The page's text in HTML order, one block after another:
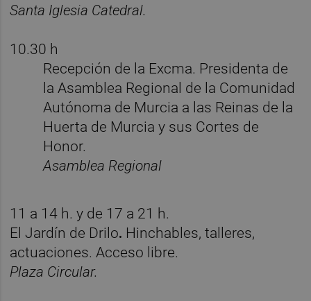
Santa Iglesia Catedral.
10.30 h
Recepción de la Excma. Presidenta de
la Asamblea Regional de la Comunidad
Autónoma de Murcia a las Reinas de la
Huerta de Murcia y sus Cortes de
Honor.
Asamblea Regional
11 a 14 h. y de 17 a 21 h.
El Jardín de Drilo. Hinchables, talleres,
actuaciones. Acceso libre.
Plaza Circular.